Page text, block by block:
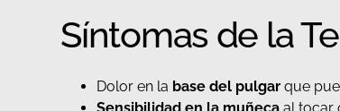
Síntomas de la
Dolor en la base del pulgar que